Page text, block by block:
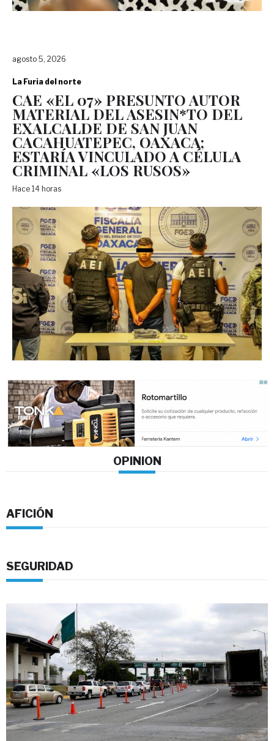
agosto 5, 2026
La Furia del norte
CAE «EL 07» PRESUNTO AUTOR
MATERIAL DEL ASESIN*TO DEL
EXALCALDE DE SAN JUAN
CACAHUATEPEC, OAXACA;
ESTARÍA VINCULADO A CÉLULA
CRIMINAL «LOS RUSOS»
Hace 14 horas
OPINION
AFICIÓN
SEGURIDAD